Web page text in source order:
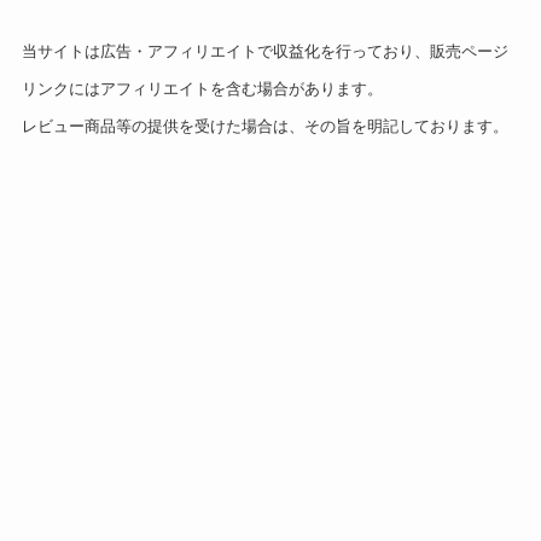
当サイトは広告・アフィリエイトで収益化を行っており、販売ページ
リンクにはアフィリエイトを含む場合があります。
レビュー商品等の提供を受けた場合は、その旨を明記しております。